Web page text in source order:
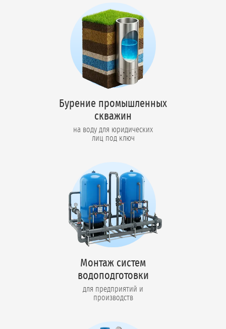
Бурение промышленных
скважин
на воду для юридических
лиц под ключ
Монтаж систем
водоподготовки
для предприятий и
производств